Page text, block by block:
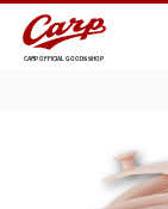
CARP OFFICIAL GOODS SHOP